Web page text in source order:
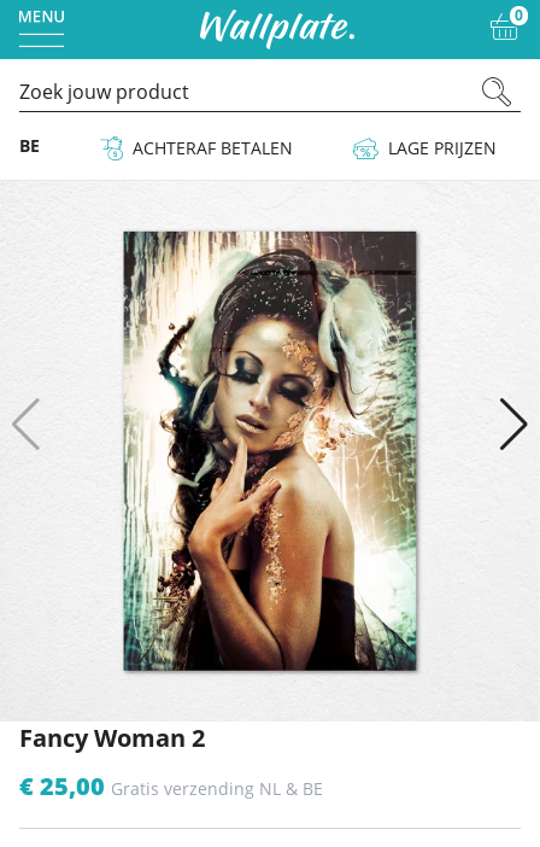
0
BE ACHTERAF BETALEN LAGE PRIJZEN
Fancy Woman 2
€ 25,00 Gratis verzending NL & BE